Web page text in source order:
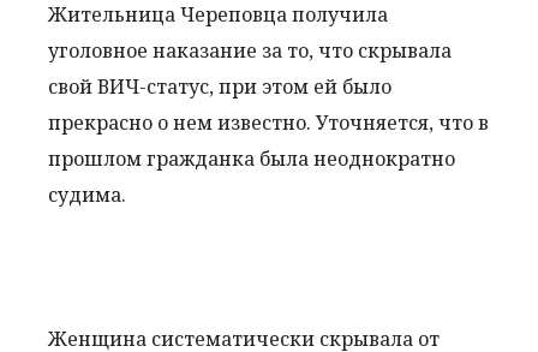
Жительница Череповца получила
уголовное наказание за то, что скрывала
свой ВИЧ-статус, при этом ей было
прекрасно о нем известно. Уточняется, что в
прошлом гражданка была неоднократно
судима.
Женщина систематически скрывала от